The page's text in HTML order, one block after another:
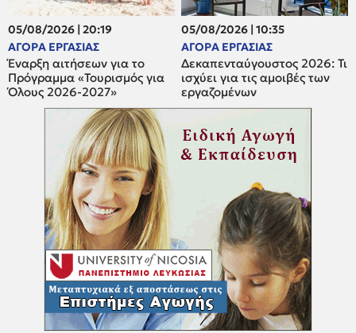
05/08/2026 | 20:19
ΑΓΟΡΑ ΕΡΓΑΣΙΑΣ
Έναρξη αιτήσεων για το
Πρόγραμμα «Τουρισμός για
Όλους 2026-2027»
05/08/2026 | 10:35
ΑΓΟΡΑ ΕΡΓΑΣΙΑΣ
Δεκαπενταύγουστος 2026: Τι
ισχύει για τις αμοιβές των
εργαζομένων